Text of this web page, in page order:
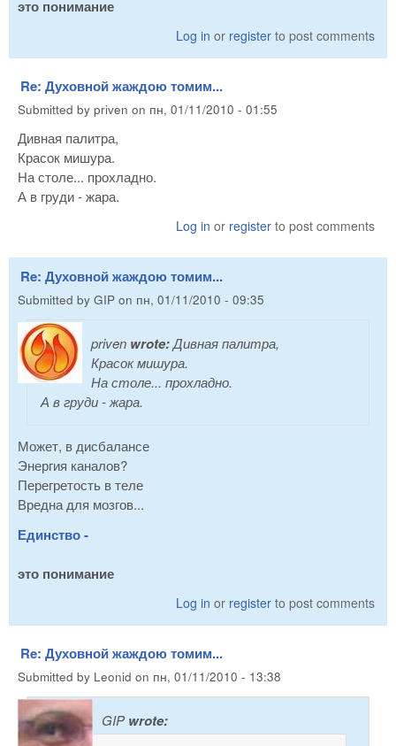
это понимание
Log in or register to post comments
Re: Духовной жаждою томим...
Submitted by priven on пн, 01/11/2010 - 01:55
Дивная палитра,
Красок мишура.
На столе... прохладно.
А в груди - жара.
Log in or register to post comments
Re: Духовной жаждою томим...
Submitted by GIP on пн, 01/11/2010 - 09:35
priven wrote:Дивная палитра,
Красок мишура.
На столе... прохладно.
А в груди - жара.
Может, в дисбалансе
Энергия каналов?
Перегретость в теле
Вредна для мозгов...
Единство -
это понимание
Log in or register to post comments
Re: Духовной жаждою томим...
Submitted by Leonid on пн, 01/11/2010 - 13:38
GIPwrote: